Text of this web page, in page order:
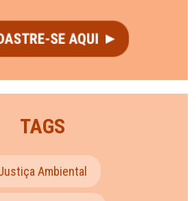
TAGS
Ambiental